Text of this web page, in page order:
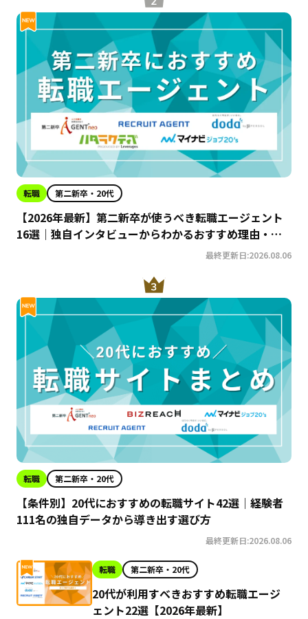
転職 第二新卒・20代
【2026年最新】第二新卒が使うべき転職エージェント
16選｜独自インタビューからわかるおすすめ理由・サ
最終更新日:2026.08.06
転職 第二新卒・20代
【条件別】20代におすすめの転職サイト42選｜経験者
111名の独自データから導き出す選び方
最終更新日:2026.08.06
転職 第二新卒・20代
20代が利用すべきおすすめ転職エージ
ェント22選【2026年最新】